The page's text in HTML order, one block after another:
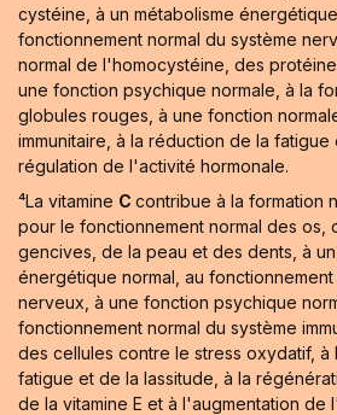
cystéine, à un métabolisme
fonctionnement normal du système
normal de l'homocystéine, des
une fonction psychique normale, à la
globules rouges, à une fonction
immunitaire, à la réduction de la
régulation de l'activité hormonale.
⁴La vitamine C contribue à la formation
pour le fonctionnement normal des os,
gencives, de la peau et des dents, à
énergétique normal, au
nerveux, à une fonction psychique
fonctionnement normal du système
des cellules contre le stress oxydatif, à
fatigue et de la lassitude, à la
de la vitamine E et à l'augmentation de